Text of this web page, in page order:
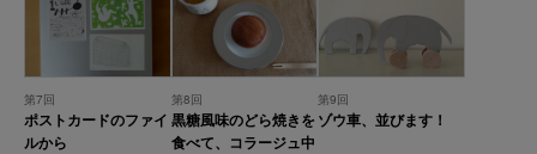
第7回
ポストカードのファイ
ルから
第8回
黒糖風味のどら焼きを
食べて、コラージュ中
第9回
ゾウ車、並びます！